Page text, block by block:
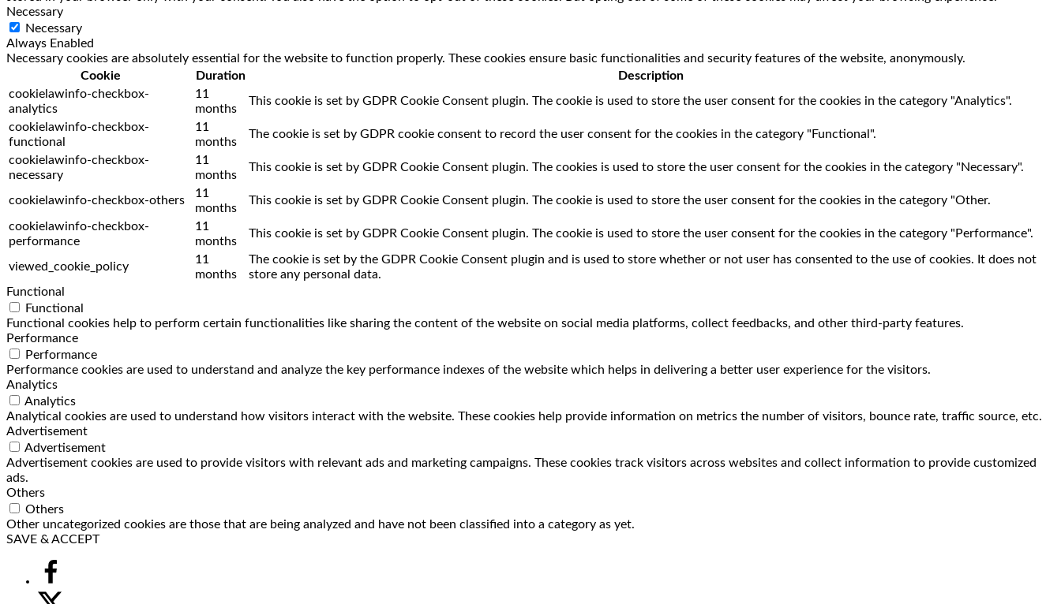
Necessary
Necessary
Always Enabled
Necessary cookies are absolutely essential for the website to function properly. These cookies ensure basic functionalities and security features of the website, anonymously.
Cookie
Duration
Description
cookielawinfo-checkbox-
analytics
11
months
This cookie is set by GDPR Cookie Consent plugin. The cookie is used to store the user consent for the cookies in the category "Analytics".
cookielawinfo-checkbox-
functional
11
months
The cookie is set by GDPR cookie consent to record the user consent for the cookies in the category "Functional".
cookielawinfo-checkbox-
necessary
11
months
This cookie is set by GDPR Cookie Consent plugin. The cookies is used to store the user consent for the cookies in the category "Necessary".
cookielawinfo-checkbox-others
11
months
This cookie is set by GDPR Cookie Consent plugin. The cookie is used to store the user consent for the cookies in the category "Other.
cookielawinfo-checkbox-
performance
11
months
This cookie is set by GDPR Cookie Consent plugin. The cookie is used to store the user consent for the cookies in the category "Performance".
viewed_cookie_policy
11
months
The cookie is set by the GDPR Cookie Consent plugin and is used to store whether or not user has consented to the use of cookies. It does not
store any personal data.
Functional
Functional
Functional cookies help to perform certain functionalities like sharing the content of the website on social media platforms, collect feedbacks, and other third-party features.
Performance
Performance
Performance cookies are used to understand and analyze the key performance indexes of the website which helps in delivering a better user experience for the visitors.
Analytics
Analytics
Analytical cookies are used to understand how visitors interact with the website. These cookies help provide information on metrics the number of visitors, bounce rate, traffic source, etc.
Advertisement
Advertisement
Advertisement cookies are used to provide visitors with relevant ads and marketing campaigns. These cookies track visitors across websites and collect information to provide customized
ads.
Others
Others
Other uncategorized cookies are those that are being analyzed and have not been classified into a category as yet.
SAVE & ACCEPT